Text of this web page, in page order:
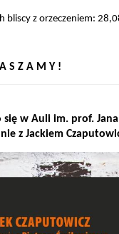
bliscy z orzeczeniem:
S Z A M Y !
się w Auli im. prof.
z Jackiem